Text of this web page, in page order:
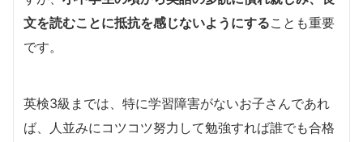
文を読むことに抵抗を感じないようにすることも重要
です。
英検3級までは、特に学習障害がないお子さんであれ
ば、人並みにコツコツ努力して勉強すれば誰でも合格